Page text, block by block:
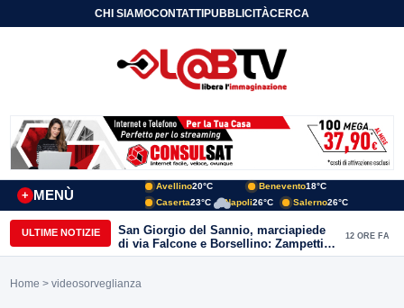
CHI SIAMOCONTATTIPUBBLICITÀCERCA
MENÙ
+
Avellino20°C Benevento18°C
Caserta23°C Napoli26°C Salerno26°C
ULTIME NOTIZIE
San Giorgio del Sannio, marciapiede
di via Falcone e Borsellino: Zampetti e
Lombardi replicano alle polemiche
12 ORE FA
Home > videosorveglianza